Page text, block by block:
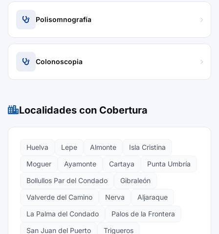
Polisomnografía
Colonoscopia
Localidades con Cobertura
Huelva Lepe Almonte
Isla Cristina
Moguer
Ayamonte Cartaya
Punta Umbría
Bollullos Par del Condado
Gibraleón
Valverde del Camino
Nerva
Aljaraque
La Palma del Condado
Palos de la Frontera
San Juan del Puerto
Trigueros